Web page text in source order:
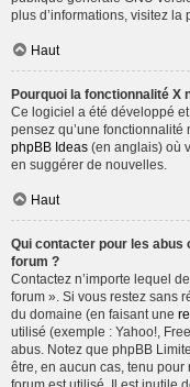
plus d’informations, visitez la
Haut
Pourquoi la fonctionnalité X
Ce logiciel a été développé
pensez qu’une fonctionnalité
phpBB Ideas (en anglais) où
en suggérer de nouvelles.
Haut
Qui contacter pour les abus
forum ?
Contactez n’importe lequel
forum ». Si vous restez sans
du domaine (en faisant une
utilisé (exemple : Yahoo!,
abus. Notez que phpBB
être, en aucun cas, tenu pour